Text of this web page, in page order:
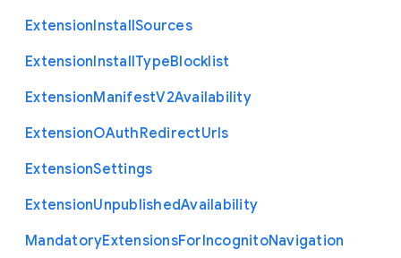
ExtensionInstallSources
ExtensionInstallTypeBlocklist
ExtensionManifestV2Availability
ExtensionOAuthRedirectUrls
ExtensionSettings
ExtensionUnpublishedAvailability
MandatoryExtensionsForIncognitoNavigation